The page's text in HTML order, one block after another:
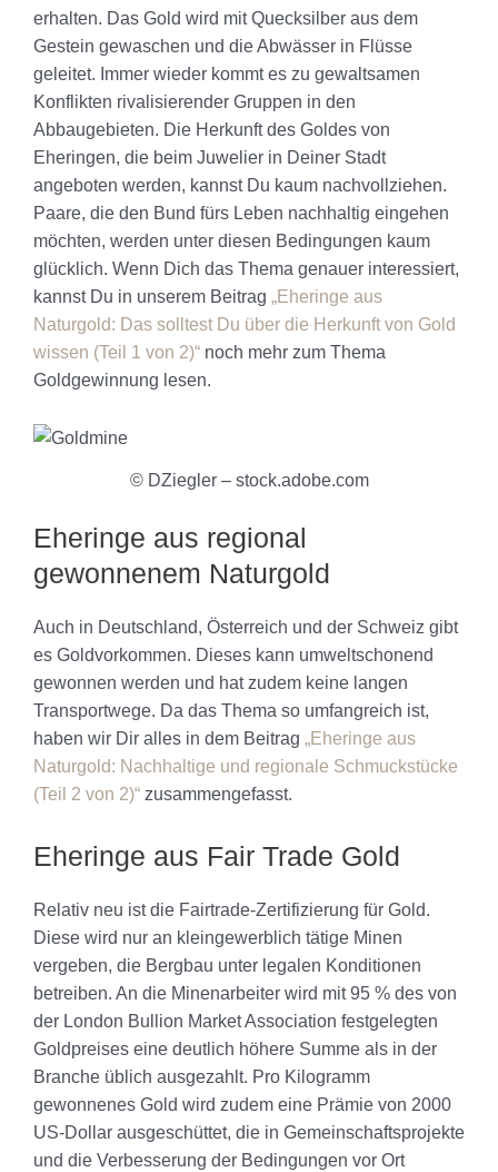
erhalten. Das Gold wird mit Quecksilber aus dem
Gestein gewaschen und die Abwässer in Flüsse
geleitet. Immer wieder kommt es zu gewaltsamen
Konflikten rivalisierender Gruppen in den
Abbaugebieten. Die Herkunft des Goldes von
Eheringen, die beim Juwelier in Deiner Stadt
angeboten werden, kannst Du kaum nachvollziehen.
Paare, die den Bund fürs Leben nachhaltig eingehen
möchten, werden unter diesen Bedingungen kaum
glücklich. Wenn Dich das Thema genauer interessiert,
kannst Du in unserem Beitrag „Eheringe aus
Naturgold: Das solltest Du über die Herkunft von Gold
wissen (Teil 1 von 2)“ noch mehr zum Thema
Goldgewinnung lesen.
© DZiegler – stock.adobe.com
Eheringe aus regional
gewonnenem Naturgold
Auch in Deutschland, Österreich und der Schweiz gibt
es Goldvorkommen. Dieses kann umweltschonend
gewonnen werden und hat zudem keine langen
Transportwege. Da das Thema so umfangreich ist,
haben wir Dir alles in dem Beitrag „Eheringe aus
Naturgold: Nachhaltige und regionale Schmuckstücke
(Teil 2 von 2)“ zusammengefasst.
Eheringe aus Fair Trade Gold
Relativ neu ist die Fairtrade-Zertifizierung für Gold.
Diese wird nur an kleingewerblich tätige Minen
vergeben, die Bergbau unter legalen Konditionen
betreiben. An die Minenarbeiter wird mit 95 % des von
der London Bullion Market Association festgelegten
Goldpreises eine deutlich höhere Summe als in der
Branche üblich ausgezahlt. Pro Kilogramm
gewonnenes Gold wird zudem eine Prämie von 2000
US-Dollar ausgeschüttet, die in Gemeinschaftsprojekte
und die Verbesserung der Bedingungen vor Ort